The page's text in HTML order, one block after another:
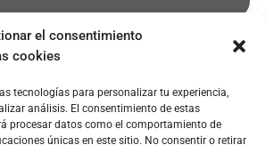
el consentimiento
cookies
tecnologías para personalizar tu experiencia,
análisis. El consentimiento de estas
procesar datos como el comportamiento de
únicas en este sitio. No consentir o retirar
SERVICIOS
Microcarillas
dentales
POLÍTICAS
Aviso legal